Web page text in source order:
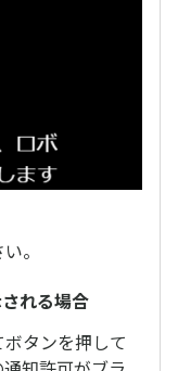
。
れる場合
タンを押して